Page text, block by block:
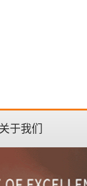
关于我们
联系我们